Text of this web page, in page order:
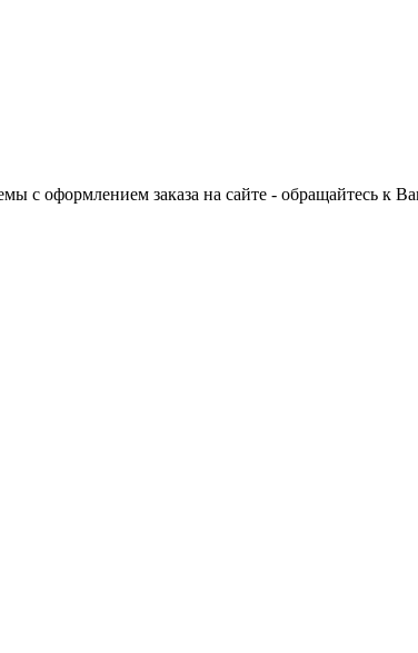
с оформлением заказа на сайте - обращайтесь к